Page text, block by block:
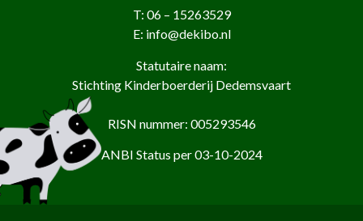
T: 06 – 15263529
E: info@dekibo.nl
Statutaire naam:
Stichting Kinderboerderij Dedemsvaart
RISN nummer: 005293546
ANBI Status per 03-10-2024